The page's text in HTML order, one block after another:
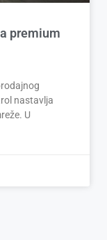
premium
nastavlja
U